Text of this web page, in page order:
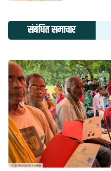
संबंधित समाचार